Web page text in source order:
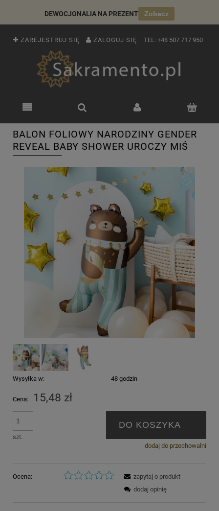
DEWOCJONALIA NA PREZENT Zobacz
ZAREJESTRUJ SIĘ ZALOGUJ SIĘ TEL: +48 507 717 950
BALON FOLIOWY NARODZINY GENDER
REVEAL BABY SHOWER UROCZY MIŚ
Wysyłka w: 48 godzin
Cena: 15,48 zł
szt.
DO KOSZYKA
dodaj do przechowalni
Ocena:
zapytaj o produkt
dodaj opinię